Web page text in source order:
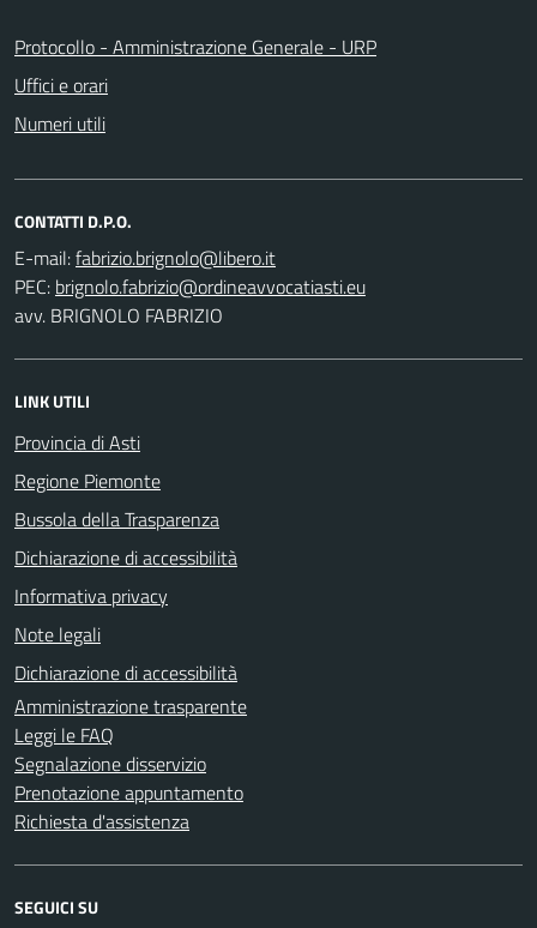
Protocollo - Amministrazione Generale - URP
Uffici e orari
Numeri utili
CONTATTI D.P.O.
E-mail:
PEC:
avv. BRIGNOLO FABRIZIO
LINK UTILI
Provincia di Asti
Regione Piemonte
Bussola della Trasparenza
Dichiarazione di accessibilità
Informativa privacy
Note legali
Dichiarazione di accessibilità
Amministrazione trasparente
Leggi le FAQ
Segnalazione disservizio
Prenotazione appuntamento
Richiesta d'assistenza
SEGUICI SU